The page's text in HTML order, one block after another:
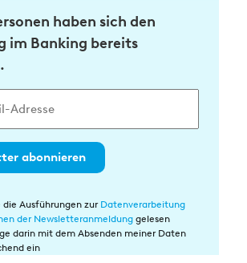
haben sich den
im Banking bereits
abonnieren
die Ausführungen zur Datenverarbeitung
der Newsletteranmeldung gelesen
darin mit dem Absenden meiner Daten
ein